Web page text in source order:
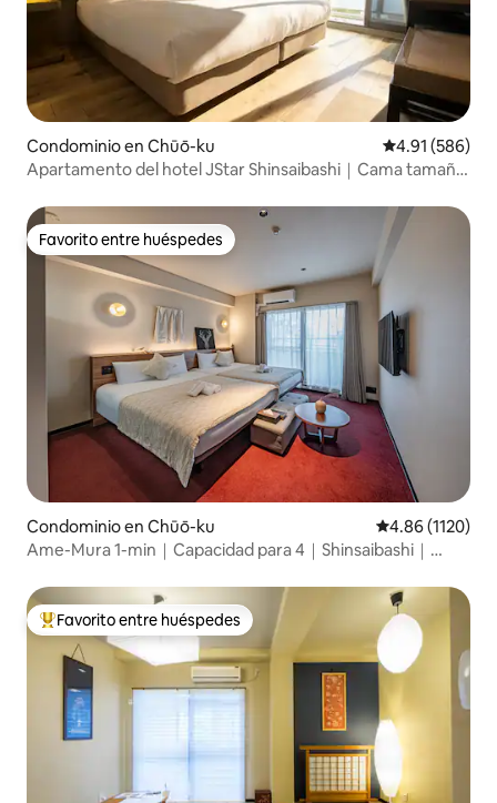
Condominio en Chūō-ku Calificación
4.91 (586)
Apartamento del hotel JStar Shinsaibashi｜Cama tamaño
Favorito entre huéspedes
Favorito entre huéspedes
Condominio en Chūō-ku Calificación
4.86 (1120)
Ame-Mura 1-min｜Capacidad para 4｜Shinsaibashi｜
De los mejores en Favorito entre huéspedes
Favorito entre huéspedes